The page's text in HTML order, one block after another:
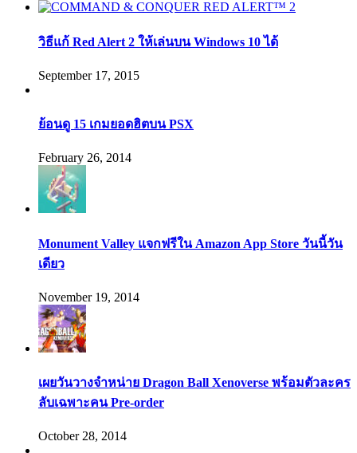
วิธีแก้ Red Alert 2 ให้เล่นบน Windows 10 ได้
September 17, 2015
ย้อนดู 15 เกมยอดฮิตบน PSX
February 26, 2014
Monument Valley แจกฟรีใน Amazon App Store วันนี้วัน
เดียว
November 19, 2014
เผยวันวางจำหน่าย Dragon Ball Xenoverse พร้อมตัวละคร
ลับเฉพาะคน Pre-order
October 28, 2014